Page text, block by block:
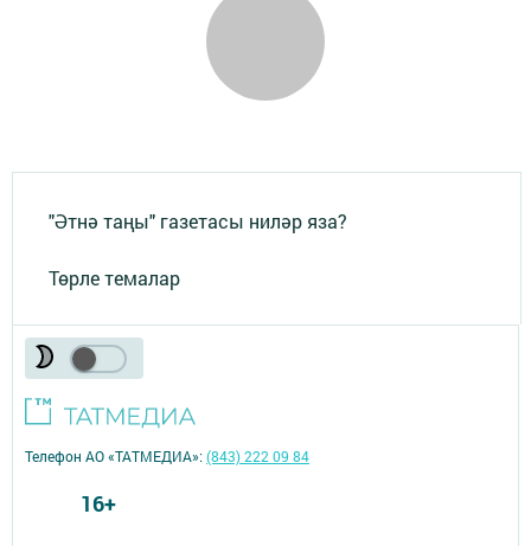
"Әтнә таңы" газетасы ниләр яза?
Төрле темалар
Телефон АО «ТАТМЕДИА»:(843) 222 09 84
16+